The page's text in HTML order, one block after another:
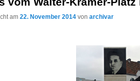
am22. November 2014 vonarchivar